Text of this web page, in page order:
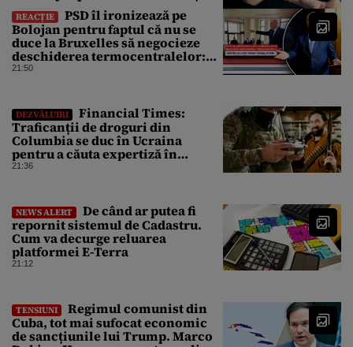
REACȚIE
PSD îl ironizează pe
Bolojan pentru faptul că nu se
duce la Bruxelles să negocieze
deschiderea termocentralelor:
„Pentru că a dat afară
21:50
DEZVĂLUIRI
Financial Times:
Traficanții de droguri din
Columbia se duc în Ucraina
pentru a căuta expertiză în
domeniul dronelor
21:36
NEWS ALERT
De când ar putea fi
repornit sistemul de Cadastru.
Cum va decurge reluarea
platformei E-Terra
21:12
TENSIUNI
Regimul comunist din
Cuba, tot mai sufocat economic
de sancțiunile lui Trump. Marco